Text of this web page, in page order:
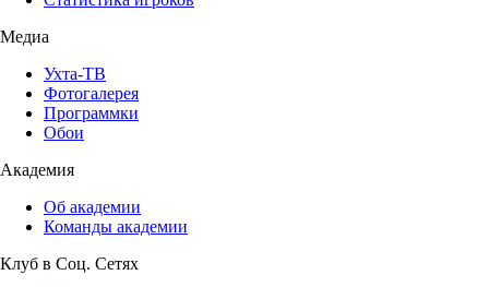
Медиа
Ухта-ТВ
Фотогалерея
Программки
Обои
Академия
Об академии
Команды академии
Клуб в Соц. Сетях